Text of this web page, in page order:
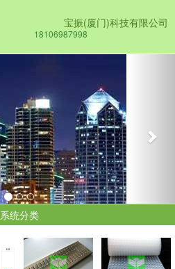
宝振(厦门)科技有限公司
18106987998
系统分类